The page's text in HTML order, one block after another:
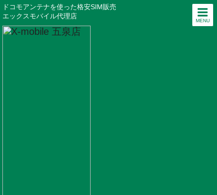
MENU
ドコモアンテナを使った格安SIM販売
エックスモバイル代理店